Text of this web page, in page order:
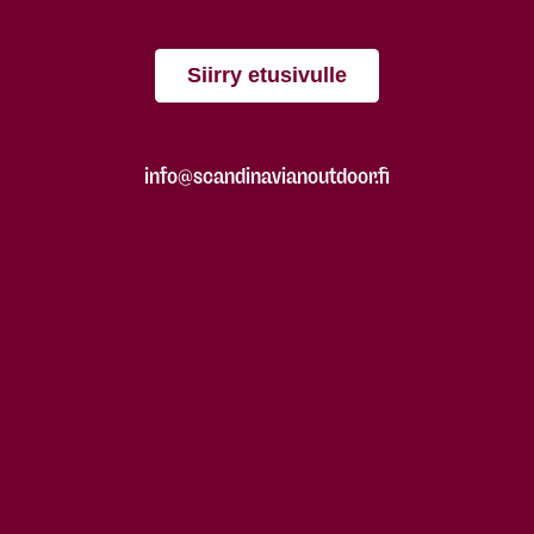
Siirry etusivulle
info@scandinavianoutdoor.fi